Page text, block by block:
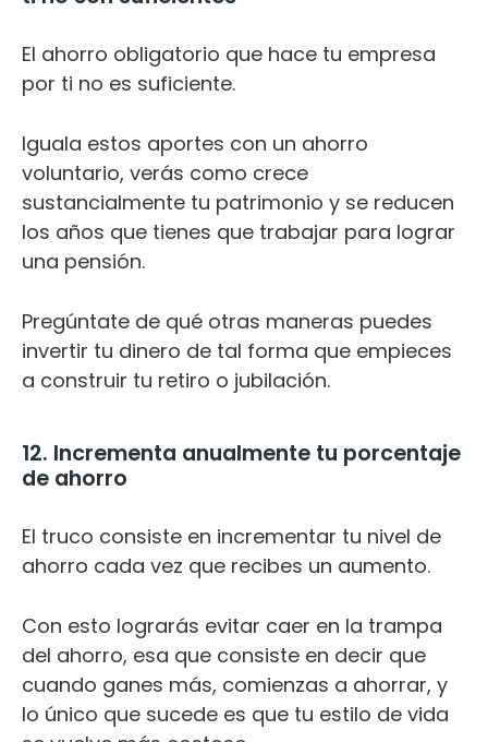
El ahorro obligatorio que hace tu empresa
por ti no es suficiente.
Iguala estos aportes con un ahorro
voluntario, verás como crece
sustancialmente tu patrimonio y se reducen
los años que tienes que trabajar para lograr
una pensión.
Pregúntate de qué otras maneras puedes
invertir tu dinero de tal forma que empieces
a construir tu retiro o jubilación.
12. Incrementa anualmente tu porcentaje
de ahorro
El truco consiste en incrementar tu nivel de
ahorro cada vez que recibes un aumento.
Con esto lograrás evitar caer en la trampa
del ahorro, esa que consiste en decir que
cuando ganes más, comienzas a ahorrar, y
lo único que sucede es que tu estilo de vida